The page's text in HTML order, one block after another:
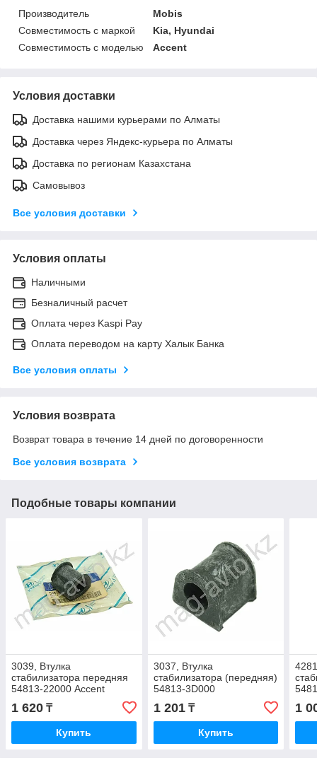
Производитель
Mobis
Совместимость с маркой
Kia, Hyundai
Совместимость с моделью
Accent
Условия доставки
Доставка нашими курьерами по Алматы
Доставка через Яндекс-курьера по Алматы
Доставка по регионам Казахстана
Самовывоз
Все условия доставки
Условия оплаты
Наличными
Безналичный расчет
Оплата через Kaspi Pay
Оплата переводом на карту Халык Банка
Все условия оплаты
Условия возврата
Возврат товара в течение 14 дней по договоренности
Все условия возврата
Подобные товары компании
3039, Втулка
стабилизатора передняя
54813-22000 Accent
(1993-1999)
1 620 ₸
Купить
3037, Втулка
стабилизатора (передняя)
54813-3D000
1 201₸
Купить
1